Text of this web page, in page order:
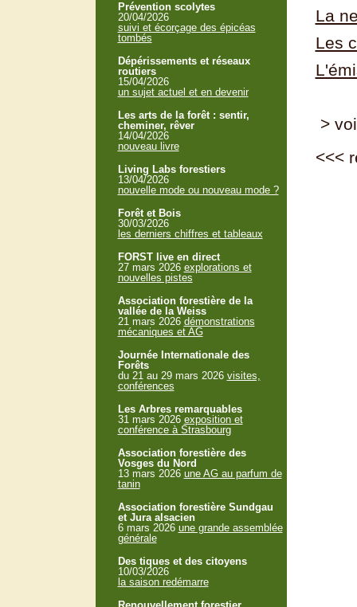
La
Les
>
<<<
Prévention scolytes
20/04/2026
suivi et écorçage des épicéas
tombés
Dépérissements et réseaux
routiers
15/04/2026
un sujet actuel et en devenir
Les arts de la forêt : sentir,
cheminer, rêver
14/04/2026
nouveau livre
Living Labs forestiers
13/04/2026
nouvelle mode ou nouveau mode ?
Forêt et Bois
30/03/2026
les derniers chiffres et tableaux
FORST live en direct
27 mars 2026 explorations et
nouvelles pistes
Association forestière de la
vallée de la Weiss
21 mars 2026 démonstrations
mécaniques et AG
Journée Internationale des
Forêts
du 21 au 29 mars 2026 visites,
conférences
Les Arbres remarquables
31 mars 2026 exposition et
conférence à Strasbourg
Association forestière des
Vosges du Nord
13 mars 2026 une AG au parfum de
tanin
Association forestière Sundgau
et Jura alsacien
6 mars 2026 une grande assemblée
générale
Des tiques et des citoyens
10/03/2026
la saison redémarre